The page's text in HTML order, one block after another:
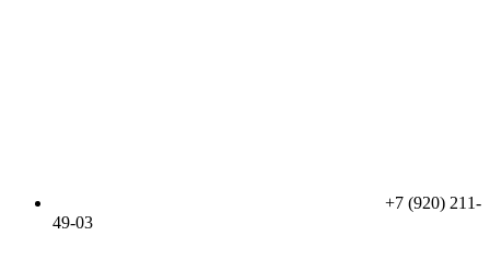
+7 (920) 211-
49-03